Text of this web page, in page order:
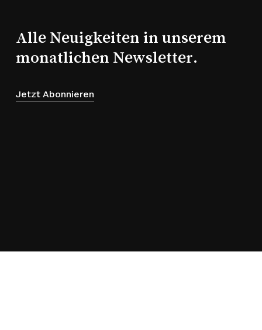
Alle Neuigkeiten in unserem
monatlichen Newsletter.
Jetzt Abonnieren